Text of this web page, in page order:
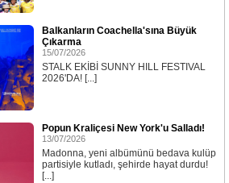
Balkanların Coachella'sına Büyük
Çıkarma
15/07/2026
STALK EKİBİ SUNNY HILL FESTIVAL
2026'DA! [...]
Popun Kraliçesi New York'u Salladı!
13/07/2026
Madonna, yeni albümünü bedava kulüp
partisiyle kutladı, şehirde hayat durdu!
[...]